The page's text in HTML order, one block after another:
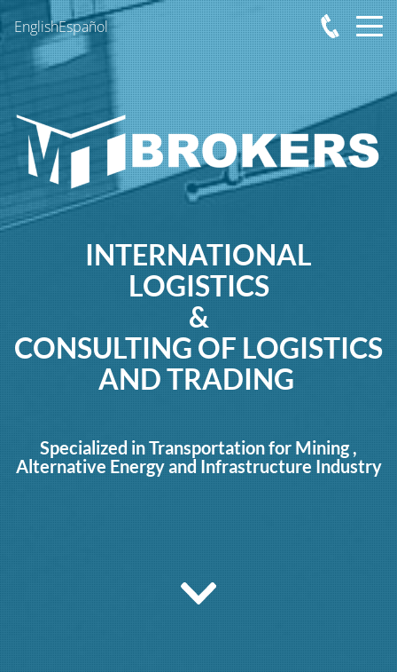
EnglishEspañol
INTERNATIONAL
LOGISTICS
&
CONSULTING OF LOGISTICS
AND TRADING
Specialized in Transportation for Mining ,
Alternative Energy and Infrastructure Industry